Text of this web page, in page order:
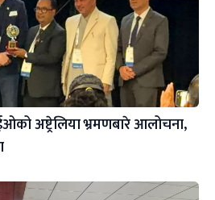
अष्ट्रेलिया भ्रमणबारे आलोचना,